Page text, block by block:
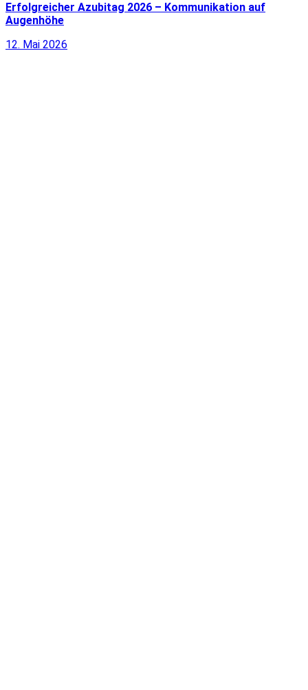
Erfolgreicher Azubitag 2026 – Kommunikation auf
Augenhöhe
12. Mai 2026